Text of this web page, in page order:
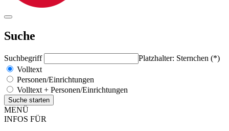
Suche
Suchbegriff
Platzhalter: Sternchen (*)
Volltext
Personen/Einrichtungen
Volltext + Personen/Einrichtungen
MENÜ
INFOS FÜR